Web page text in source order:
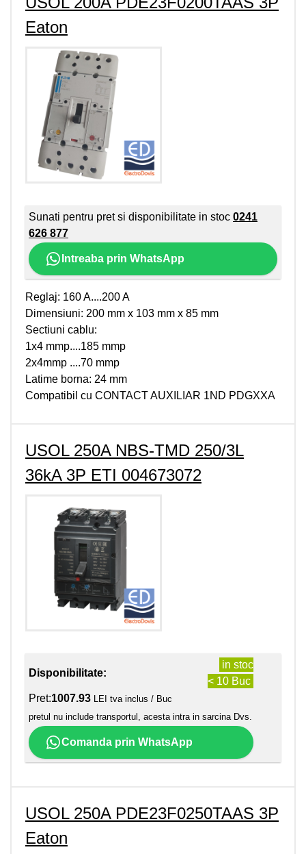
Eaton
Sunati pentru pret si disponibilitate in stoc 0241
626 877
Intreaba prin WhatsApp
Reglaj: 160 A....200 A
Dimensiuni: 200 mm x 103 mm x 85 mm
Sectiuni cablu:
1x4 mmp....185 mmp
2x4mmp ....70 mmp
Latime borna: 24 mm
Compatibil cu CONTACT AUXILIAR 1ND PDGXXA
USOL 250A NBS-TMD 250/3L
36kA 3P ETI 004673072
Disponibilitate:
in stoc
< 10 Buc
Pret:1007.93 LEI tva inclus / Buc
pretul nu include transportul, acesta intra in sarcina Dvs.
Comanda prin WhatsApp
USOL 250A PDE23F0250TAAS 3P
Eaton